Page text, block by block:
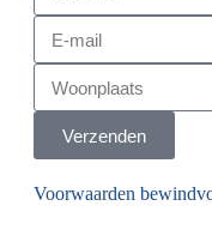
Verzenden
Voorwaarden